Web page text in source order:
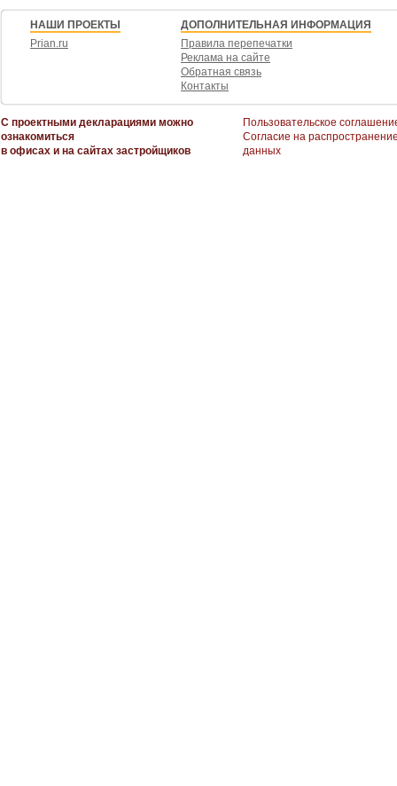
НАШИ ПРОЕКТЫ
Prian.ru
ДОПОЛНИТЕЛЬНАЯ ИНФОРМАЦИЯ
Правила перепечатки
Реклама на сайте
Обратная связь
Контакты
С проектными декларациями можно
ознакомиться
в офисах и на сайтах застройщиков
Пользовательское
Согласие на
данных